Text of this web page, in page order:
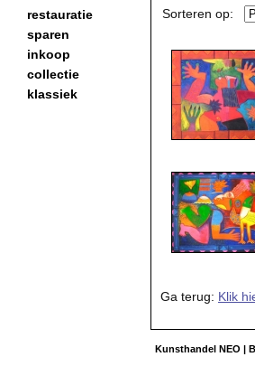
restauratie
sparen
inkoop
collectie
klassiek
Sorteren op:
Ga terug: Klik
Kunsthandel NEO |